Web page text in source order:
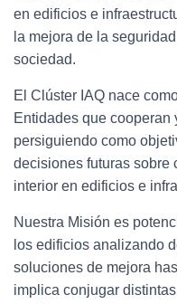
en edificios e
la mejora de la
sociedad.
El Clúster IAQ nace
Entidades que cooperan
persiguiendo como
decisiones futuras sobre
interior en edificios e
Nuestra Misión es
los edificios analizando
soluciones de mejora
implica conjugar